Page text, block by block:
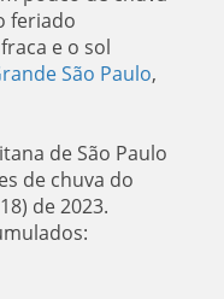
feriado
e o sol
São Paulo,
de São Paulo
de chuva do
de 2023.